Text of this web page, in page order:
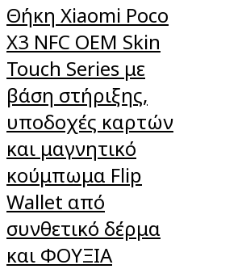
Θήκη Xiaomi Poco
X3 NFC OEM Skin
Touch Series με
βάση στήριξης,
υποδοχές καρτών
και μαγνητικό
κούμπωμα Flip
Wallet από
συνθετικό δέρμα
και ΦΟΥΞΙΑ